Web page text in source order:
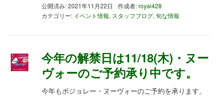
公開済み: 2021年11月22日 作成者:royal428
カテゴリー: イベント情報, スタッフブログ, 旬な情報
今年の解禁日は11/18(木)・ヌー
ヴォーのご予約承り中です。
今年もボジョレー・ヌーヴォーのご予約を承ります。